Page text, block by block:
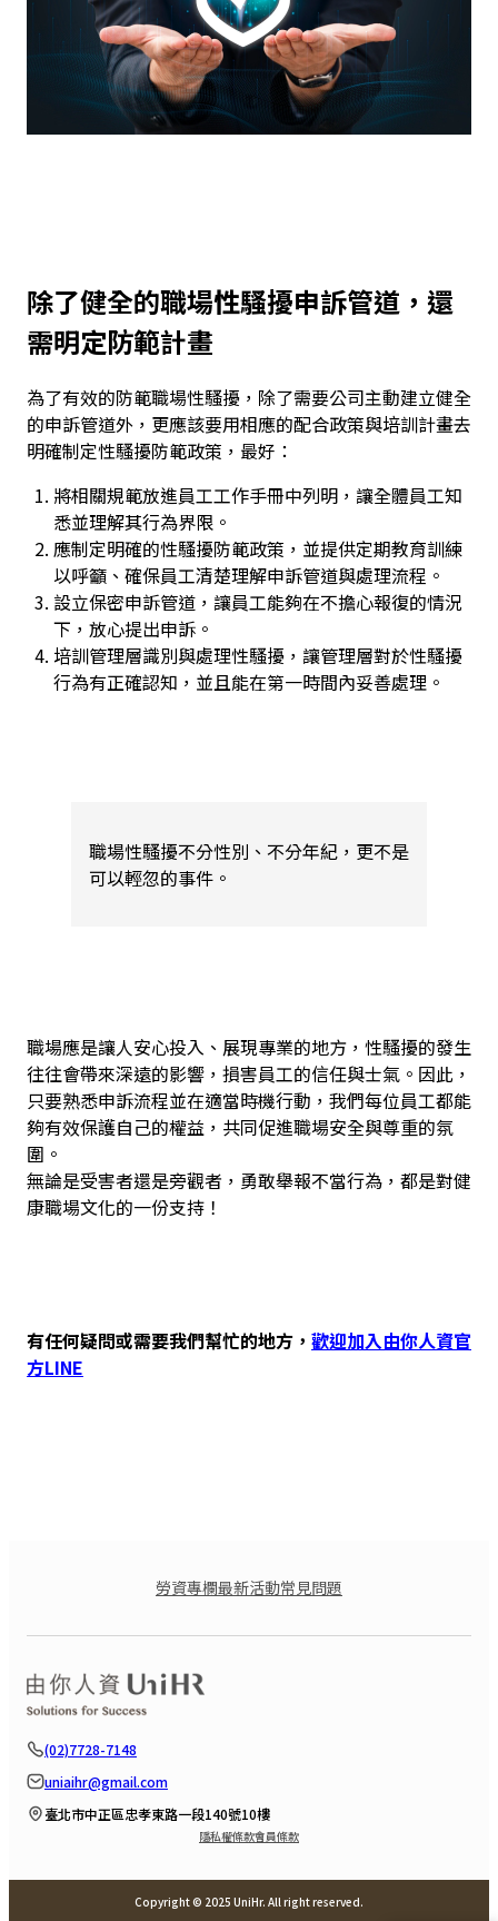
除了健全的職場性騷擾申訴管道，還
需明定防範計畫
為了有效的防範職場性騷擾，除了需要公司主動建立健全
的申訴管道外，更應該要用相應的配合政策與培訓計畫去
明確制定性騷擾防範政策，最好：
將相關規範放進員工工作手冊中列明，讓全體員工知
悉並理解其行為界限。
應制定明確的性騷擾防範政策，並提供定期教育訓練
以呼籲、確保員工清楚理解申訴管道與處理流程。
設立保密申訴管道，讓員工能夠在不擔心報復的情況
下，放心提出申訴。
培訓管理層識別與處理性騷擾，讓管理層對於性騷擾
行為有正確認知，並且能在第一時間內妥善處理。
職場性騷擾不分性別、不分年紀，更不是
可以輕忽的事件。
職場應是讓人安心投入、展現專業的地方，性騷擾的發生
往往會帶來深遠的影響，損害員工的信任與士氣。因此，
只要熟悉申訴流程並在適當時機行動，我們每位員工都能
夠有效保護自己的權益，共同促進職場安全與尊重的氛
圍。
無論是受害者還是旁觀者，勇敢舉報不當行為，都是對健
康職場文化的一份支持！
有任何疑問或需要我們幫忙的地方， 歡迎加入由你人資官
方LINE
勞資專欄最新活動常見問題
(02)7728-7148
uniaihr@gmail.com
臺北市中正區忠孝東路一段140號10樓
隱私權條款會員條款
Copyright © 2025 UniHr. All right reserved.